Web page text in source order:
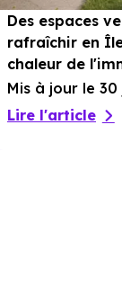
Des espaces
rafraîchir en
chaleur de
Mis à jour le
Lire l'article